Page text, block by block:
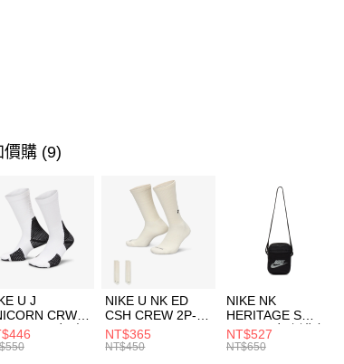
價購 (9)
U J
CRW
-160 男女 中
FZ3393100
NIKE U NK ED
CSH CREW 2P-
144 EMBRDY 男
女 短統襪
NT$365
NT$450
NIKE NK
HERITAGE S
SMIT 男女 側背包
BA5871010
NT$527
NT$650